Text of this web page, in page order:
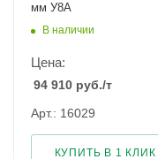
мм У8А
В наличии
Цена:
94 910 руб./т
Арт.: 16029
КУПИТЬ В 1 КЛИК